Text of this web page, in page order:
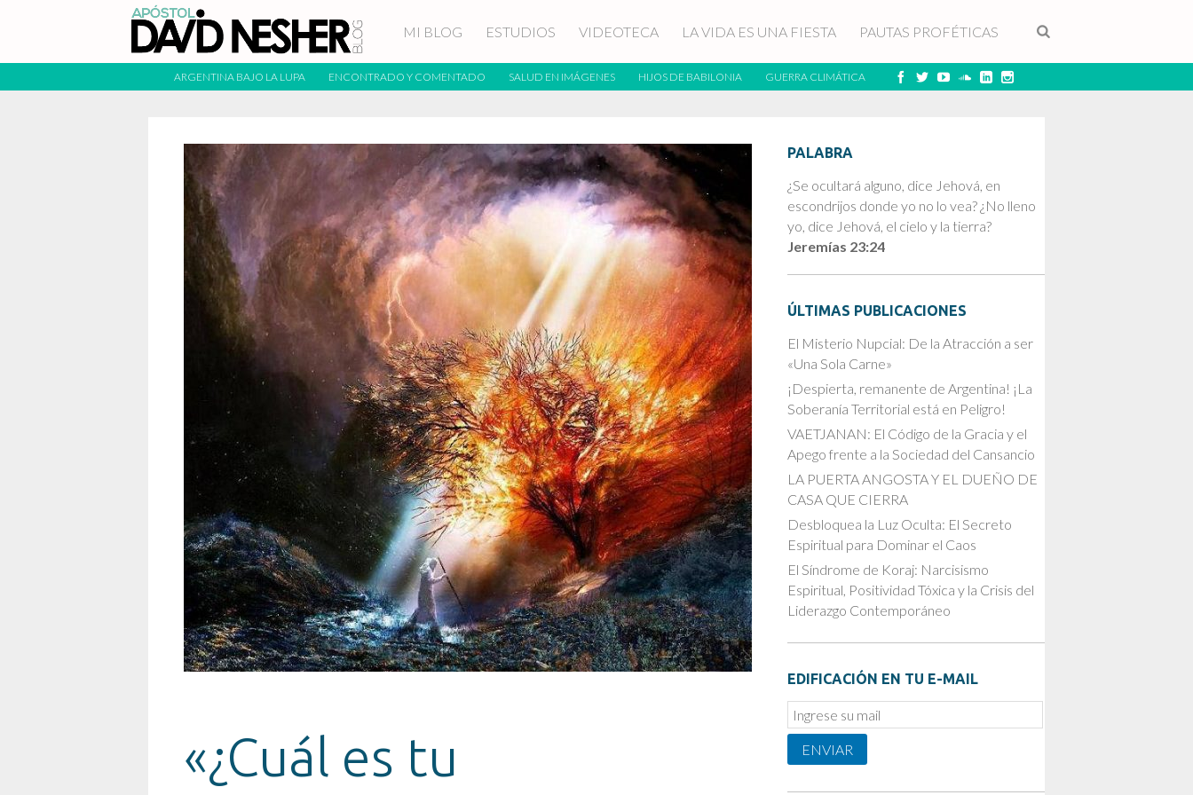
MI BLOG ESTUDIOS VIDEOTECA LA VIDA ES UNA FIESTA PAUTAS PROFÉTICAS
ARGENTINA BAJO LA LUPA ENCONTRADO Y COMENTADO SALUD EN IMÁGENES HIJOS DE BABILONIA GUERRA CLIMÁTICA
«¿Cuál es tu
PALABRA
¿Se ocultará alguno, dice Jehová, en
escondrijos donde yo no lo vea? ¿No lleno
yo, dice Jehová, el cielo y la tierra?
Jeremías 23:24
ÚLTIMAS PUBLICACIONES
El Misterio Nupcial: De la Atracción a ser
«Una Sola Carne»
¡Despierta, remanente de Argentina! ¡La
Soberanía Territorial está en Peligro!
VAETJANAN: El Código de la Gracia y el
Apego frente a la Sociedad del Cansancio
LA PUERTA ANGOSTA Y EL DUEÑO DE
CASA QUE CIERRA
Desbloquea la Luz Oculta: El Secreto
Espiritual para Dominar el Caos
El Síndrome de Koraj: Narcisismo
Espiritual, Positividad Tóxica y la Crisis del
Liderazgo Contemporáneo
EDIFICACIÓN EN TU E-MAIL
Email
Subscription
ENVIAR